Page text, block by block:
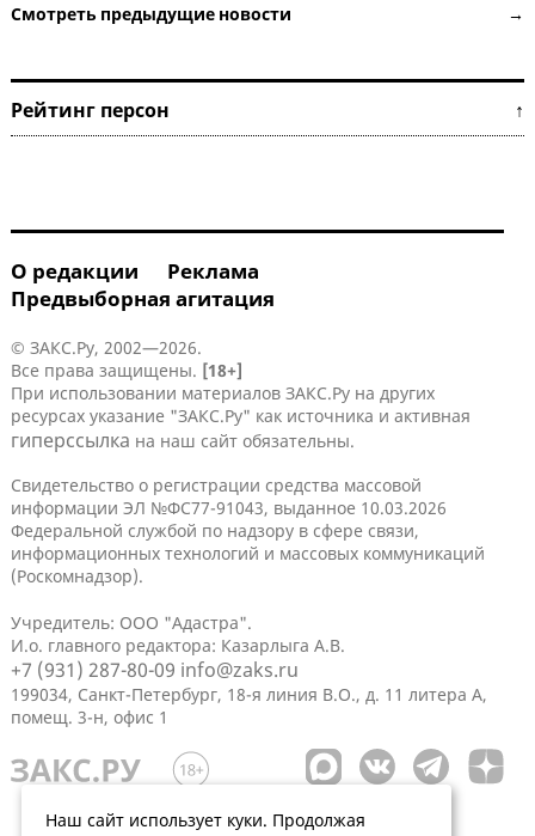
Смотреть предыдущие новости →
Рейтинг персон ↑
О редакции
Реклама
Предвыборная агитация
© ЗАКС.Ру, 2002—2026.
Все права защищены. [18+]
При использовании материалов ЗАКС.Ру на других
ресурсах указание "ЗАКС.Ру" как источника и активная
гиперссылка на наш сайт обязательны.
Свидетельство о регистрации средства массовой
информации ЭЛ №ФС77-91043, выданное 10.03.2026
Федеральной службой по надзору в сфере связи,
информационных технологий и массовых коммуникаций
(Роскомнадзор).
Учредитель: ООО "Адастра".
И.о. главного редактора: Казарлыга А.В.
+7 (931) 287-80-09 info@zaks.ru
199034, Санкт-Петербург, 18-я линия В.О., д. 11 литера А,
помещ. 3-н, офис 1
Наш сайт использует куки. Продолжая